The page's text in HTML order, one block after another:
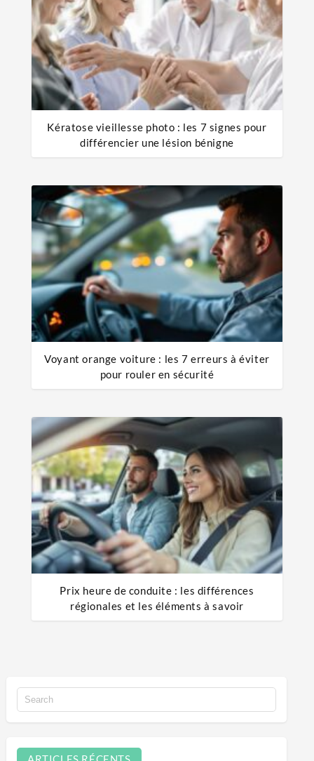
Kératose vieillesse photo : les 7 signes pour
différencier une lésion bénigne
Voyant orange voiture : les 7 erreurs à éviter
pour rouler en sécurité
Prix heure de conduite : les différences
régionales et les éléments à savoir